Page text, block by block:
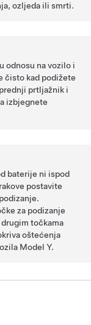
ozljeda ili smrti.
odnosu na vozilo i
čisto kad podižete
prtljažnik i
izbjegnete
baterije ni ispod
postavite
za podizanje
točkama
oštećenja
Model Y.